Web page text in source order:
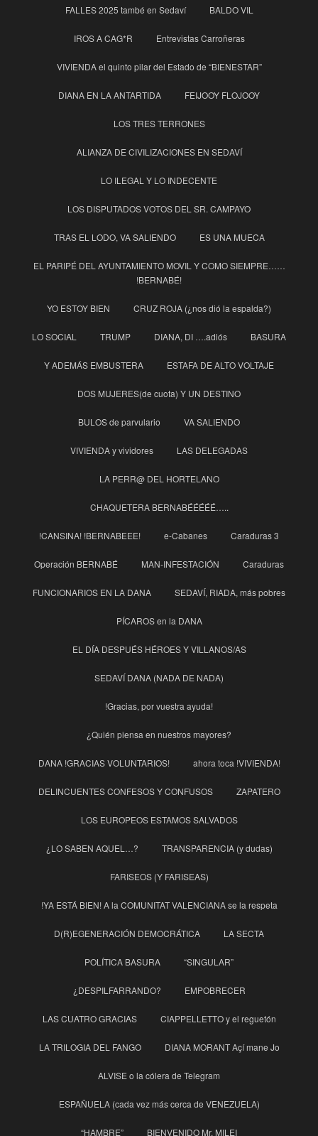
FALLES 2025 també en Sedaví BALDO VIL
IROS A CAG*R Entrevistas Carroñeras
VIVIENDA el quinto pilar del Estado de “BIENESTAR”
DIANA EN LA ANTARTIDA FEIJOOY FLOJOOY
LOS TRES TERRONES
ALIANZA DE CIVILIZACIONES EN SEDAVÍ
LO ILEGAL Y LO INDECENTE
LOS DISPUTADOS VOTOS DEL SR. CAMPAYO
TRAS EL LODO, VA SALIENDO ES UNA MUECA
EL PARIPÉ DEL AYUNTAMIENTO MOVIL Y COMO SIEMPRE……
!BERNABÉ!
YO ESTOY BIEN CRUZ ROJA (¿nos dió la espalda?)
LO SOCIAL TRUMP DIANA, DI ….adiós BASURA
Y ADEMÁS EMBUSTERA ESTAFA DE ALTO VOLTAJE
DOS MUJERES(de cuota) Y UN DESTINO
BULOS de parvulario VA SALIENDO
VIVIENDA y vividores LAS DELEGADAS
LA PERR@ DEL HORTELANO
CHAQUETERA BERNABÉÉÉÉÉ…..
!CANSINA! !BERNABEEE! e-Cabanes Caraduras 3
Operación BERNABÉ MAN-INFESTACIÓN Caraduras
FUNCIONARIOS EN LA DANA SEDAVÍ, RIADA, más pobres
PÍCAROS en la DANA
EL DÍA DESPUÉS HÉROES Y VILLANOS/AS
SEDAVÍ DANA (NADA DE NADA)
!Gracias, por vuestra ayuda!
¿Quién piensa en nuestros mayores?
DANA !GRACIAS VOLUNTARIOS! ahora toca !VIVIENDA!
DELINCUENTES CONFESOS Y CONFUSOS ZAPATERO
LOS EUROPEOS ESTAMOS SALVADOS
¿LO SABEN AQUEL…? TRANSPARENCIA (y dudas)
FARISEOS (Y FARISEAS)
!YA ESTÁ BIEN! A la COMUNITAT VALENCIANA se la respeta
D(R)EGENERACIÓN DEMOCRÁTICA LA SECTA
POLÍTICA BASURA “SINGULAR”
¿DESPILFARRANDO? EMPOBRECER
LAS CUATRO GRACIAS CIAPPELLETTO y el reguetón
LA TRILOGIA DEL FANGO DIANA MORANT Açí mane Jo
ALVISE o la cólera de Telegram
ESPAÑUELA (cada vez más cerca de VENEZUELA)
“HAMBRE” BIENVENIDO Mr. MILEI